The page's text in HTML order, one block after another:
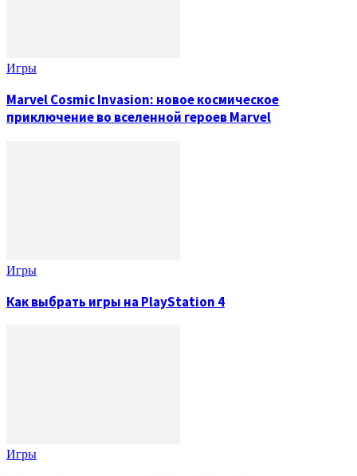
Игры
Marvel Cosmic Invasion: новое космическое
приключение во вселенной героев Marvel
Игры
Как выбрать игры на PlayStation 4
Игры